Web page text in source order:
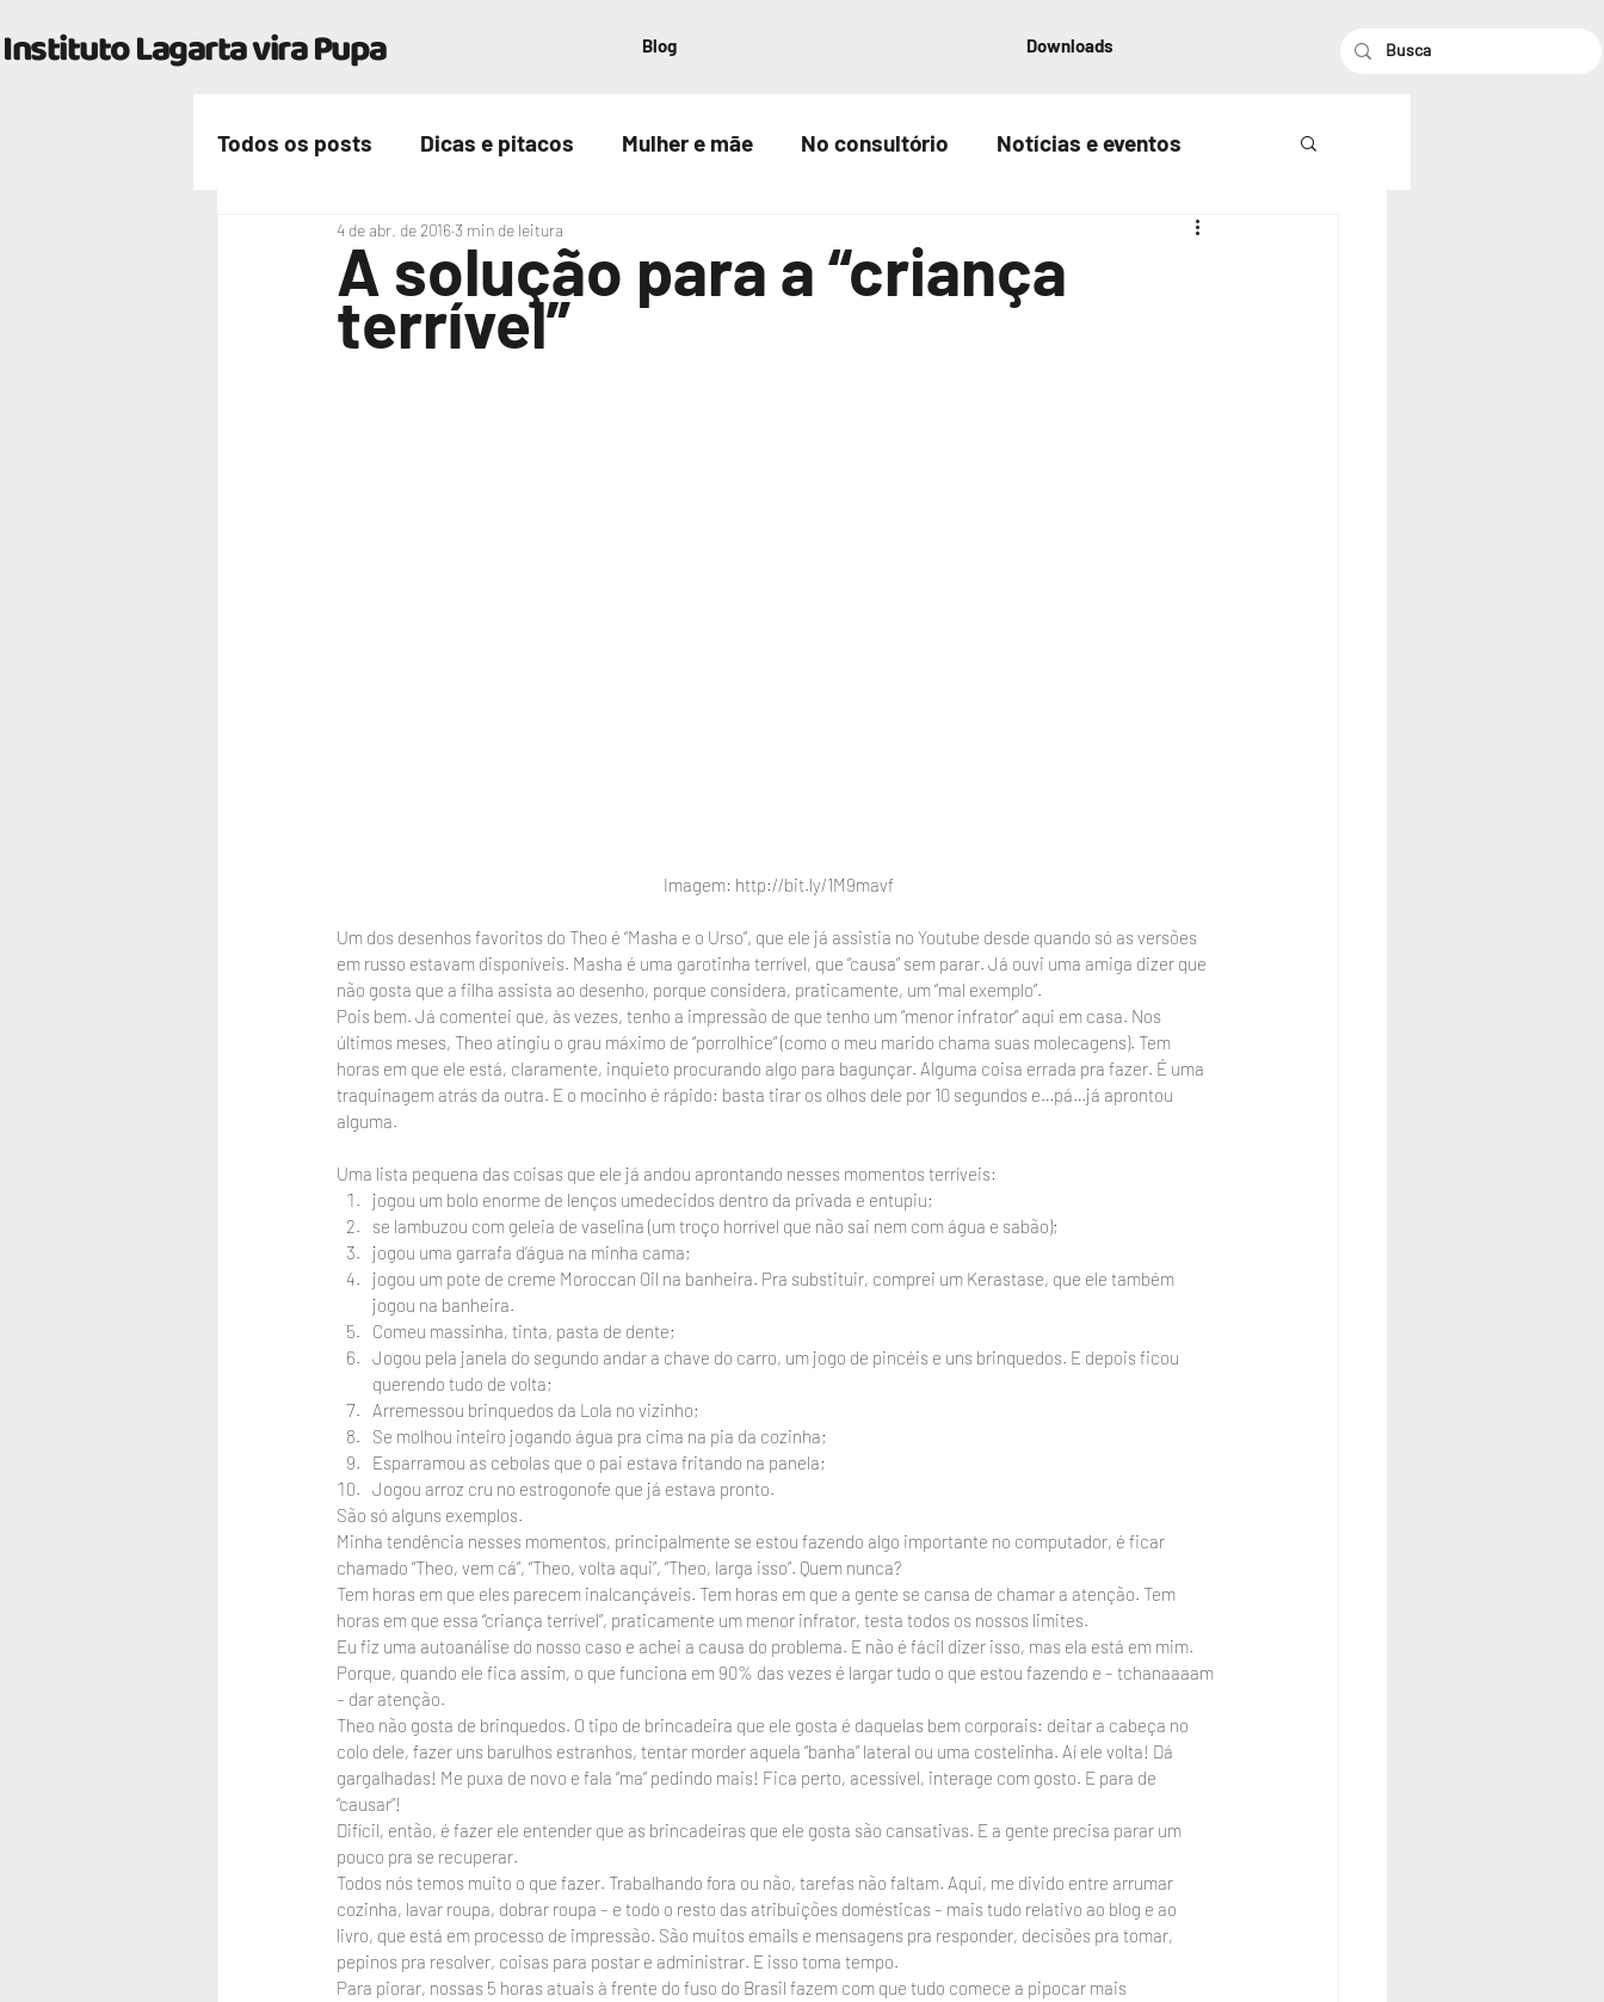
Instituto Lagarta vira Pupa Blog Downloads
Todos os posts Dicas e pitacos Mulher e mãe No consultório Notícias e eventos
Nossa vidaA solução para a “criança
terrível”
4 de abr. de 2016 3 min de leitura
Imagem: http://bit.ly/1M9mavf
Um dos desenhos favoritos do Theo é “Masha e o Urso”, que ele já assistia no Youtube desde quando só as versões
em russo estavam disponíveis. Masha é uma garotinha terrível, que “causa” sem parar. Já ouvi uma amiga dizer que
não gosta que a filha assista ao desenho, porque considera, praticamente, um “mal exemplo”.
Pois bem. Já comentei que, às vezes, tenho a impressão de que tenho um “menor infrator” aqui em casa. Nos
últimos meses, Theo atingiu o grau máximo de “porrolhice” (como o meu marido chama suas molecagens). Tem
horas em que ele está, claramente, inquieto procurando algo para bagunçar. Alguma coisa errada pra fazer. É uma
traquinagem atrás da outra. E o mocinho é rápido: basta tirar os olhos dele por 10 segundos e…pá…já aprontou
alguma.
Uma lista pequena das coisas que ele já andou aprontando nesses momentos terríveis:
jogou um bolo enorme de lenços umedecidos dentro da privada e entupiu;
se lambuzou com geleia de vaselina (um troço horrível que não sai nem com água e sabão);
jogou uma garrafa d’água na minha cama;
jogou um pote de creme Moroccan Oil na banheira. Pra substituir, comprei um Kerastase, que ele também
jogou na banheira.
Comeu massinha, tinta, pasta de dente;
Jogou pela janela do segundo andar a chave do carro, um jogo de pincéis e uns brinquedos. E depois ficou
querendo tudo de volta;
Arremessou brinquedos da Lola no vizinho;
Se molhou inteiro jogando água pra cima na pia da cozinha;
Esparramou as cebolas que o pai estava fritando na panela;
Jogou arroz cru no estrogonofe que já estava pronto.
São só alguns exemplos.
Minha tendência nesses momentos, principalmente se estou fazendo algo importante no computador, é ficar
chamado “Theo, vem cá”, “Theo, volta aqui”, “Theo, larga isso”. Quem nunca?
Tem horas em que eles parecem inalcançáveis. Tem horas em que a gente se cansa de chamar a atenção. Tem
horas em que essa “criança terrível”, praticamente um menor infrator, testa todos os nossos limites.
Eu fiz uma autoanálise do nosso caso e achei a causa do problema. E não é fácil dizer isso, mas ela está em mim.
Porque, quando ele fica assim, o que funciona em 90% das vezes é largar tudo o que estou fazendo e – tchanaaaam
– dar atenção.
Theo não gosta de brinquedos. O tipo de brincadeira que ele gosta é daquelas bem corporais: deitar a cabeça no
colo dele, fazer uns barulhos estranhos, tentar morder aquela “banha” lateral ou uma costelinha. Aí ele volta! Dá
gargalhadas! Me puxa de novo e fala “ma” pedindo mais! Fica perto, acessível, interage com gosto. E para de
“causar”!
Difícil, então, é fazer ele entender que as brincadeiras que ele gosta são cansativas. E a gente precisa parar um
pouco pra se recuperar.
Todos nós temos muito o que fazer. Trabalhando fora ou não, tarefas não faltam. Aqui, me divido entre arrumar
cozinha, lavar roupa, dobrar roupa – e todo o resto das atribuições domésticas – mais tudo relativo ao blog e ao
livro, que está em processo de impressão. São muitos emails e mensagens pra responder, decisões pra tomar,
pepinos pra resolver, coisas para postar e administrar. E isso toma tempo.
Para piorar, nossas 5 horas atuais à frente do fuso do Brasil fazem com que tudo comece a pipocar mais